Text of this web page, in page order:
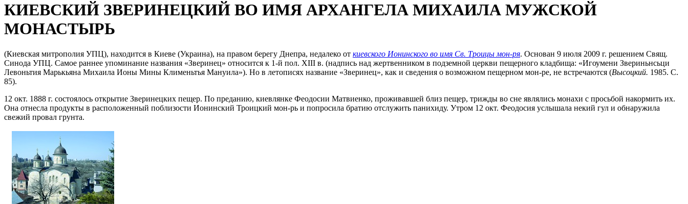
КИЕВСКИЙ ЗВЕРИНЕЦКИЙ ВО ИМЯ АРХАНГЕЛА МИХАИЛА МУЖСКОЙ
МОНАСТЫРЬ
(Киевская митрополия УПЦ), находится в Киеве (Украина), на правом берегу Днепра, недалеко от киевского Ионинского во имя Св. Троицы мон-ря. Основан 9 июля 2009 г. решением Свящ.
Синода УПЦ. Самое раннее упоминание названия «Зверинец» относится к 1-й пол. XIII в. (надпись над жертвенником в подземной церкви пещерного кладбища: «Игоумени Звериньнсьци
Левоньтия Марькьяна Михаила Ионы Мины Клименьтья Мануила»). Но в летописях название «Зверинец», как и сведения о возможном пещерном мон-ре, не встречаются (Высоцкий. 1985. С.
85).
12 окт. 1888 г. состоялось открытие Зверинецких пещер. По преданию, киевлянке Феодосии Матвиенко, проживавшей близ пещер, трижды во сне являлись монахи с просьбой накормить их.
Она отнесла продукты в расположенный поблизости Ионинский Троицкий мон-рь и попросила братию отслужить панихиду. Утром 12 окт. Феодосия услышала некий гул и обнаружила
свежий провал грунта.